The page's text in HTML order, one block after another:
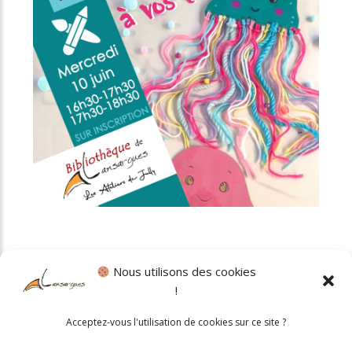
Nous utilisons des cookies
!
Acceptez-vous l'utilisation de cookies sur ce site ?
Politique cookies•Mentions légales